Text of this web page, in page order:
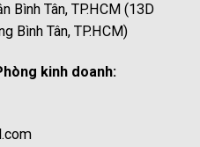
Bình Tân, TP.HCM (13D
Bình Tân, TP.HCM)
kinh doanh: